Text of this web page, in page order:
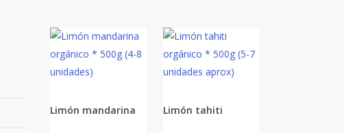
Limón mandarina Limón tahiti